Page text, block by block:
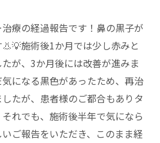
療の経過報告です！鼻の黒子が
施術後1か月では少し赤みと
が、3か月後には改善が進みま
になる黒色があったため、再治
たが、患者様のご都合もありタ
れでも、施術後半年で気になら
ご報告をいただき、このまま経